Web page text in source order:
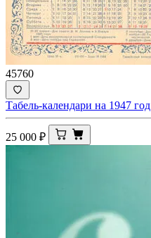
45760
Табель-календари на 1947 год
25 000 ₽